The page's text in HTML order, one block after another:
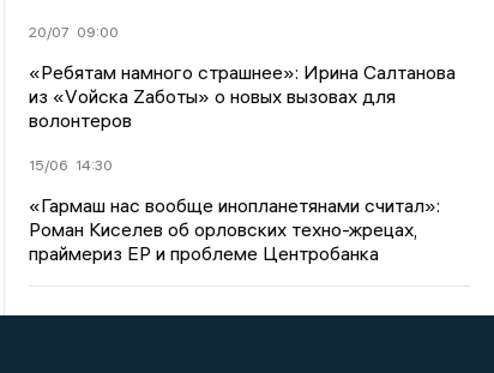
20/07 09:00
«Ребятам намного страшнее»: Ирина Салтанова
из «Vойска Zаботы» о новых вызовах для
волонтеров
15/06 14:30
«Гармаш нас вообще инопланетянами считал»:
Роман Киселев об орловских техно-жрецах,
праймериз ЕР и проблеме Центробанка